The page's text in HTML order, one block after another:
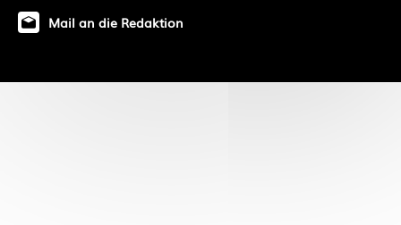
Mail an die Redaktion